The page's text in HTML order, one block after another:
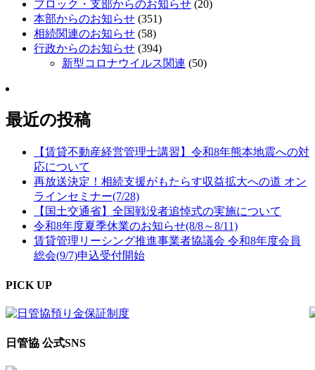
ブロック・支部からのお知らせ (20)
本部からのお知らせ (351)
相続関連のお知らせ (58)
行政からのお知らせ (394)
新型コロナウイルス関連 (50)
最近の投稿
【賃貸不動産経営管理士講習】令和8年熊本地震への対
応について
再放送決定！相続支援がもたらす収益拡大への道 オン
ラインセミナー(7/28)
【国土交通省】全国戦没者追悼式の実施について
令和8年度夏季休業のお知らせ(8/8～8/11)
賃貸管理リーシング推進事業者協議会 令和8年度会員
総会(9/7)申込受付開始
PICK UP
日管協 公式SNS